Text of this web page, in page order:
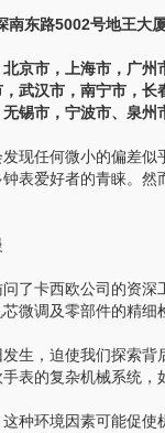
东路5002号地王大
市，上海市，广州
武汉市，南宁市，
锡市，宁波市、泉州
任何微小的偏差似
表爱好者的青睐。
卡西欧公司的资深
微调及零部件的精细
，迫使我们探索背
表的复杂机械系统
环境因素可能促使